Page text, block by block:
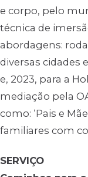
e corpo, pelo
técnica de
abordagens:
diversas cidades
e, 2023, para a
mediação pela
como: ‘Pais e
familiares com
SERVIÇO